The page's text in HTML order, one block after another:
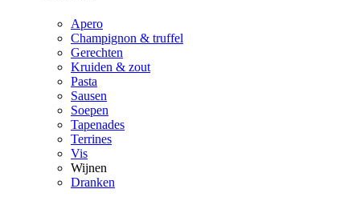
Apero
Champignon & truffel
Gerechten
Kruiden & zout
Pasta
Sausen
Soepen
Tapenades
Terrines
Vis
Wijnen
Dranken